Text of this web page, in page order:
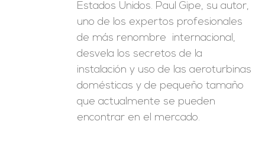
Estados Unidos. Paul Gipe, su autor,
uno de los expertos profesionales
de más renombre internacional,
desvela los secretos de la
instalación y uso de las aeroturbinas
domésticas y de pequeño tamaño
que actualmente se pueden
encontrar en el mercado.